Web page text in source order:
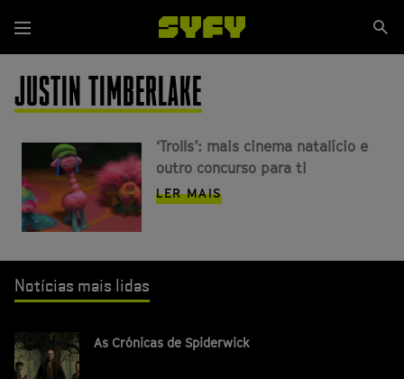
para
o
conteúdo
principal
Menu
JUSTIN TIMBERLAKE
‘Trolls’: mais cinema natalício e
outro concurso para ti
LER MAIS
Notícias mais lidas
As Crónicas de Spiderwick